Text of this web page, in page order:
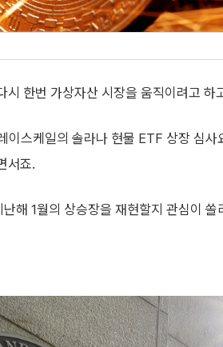
한번 가상자산 시장을 움직이려고 하
이스케일의 솔라나 현물 ETF 상장 심사
서죠.
해 1월의 상승장을 재현할지 관심이 쏠